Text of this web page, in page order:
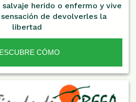
salvaje herido o enfermo y vive
sensación de devolverles la
libertad
CÓMO